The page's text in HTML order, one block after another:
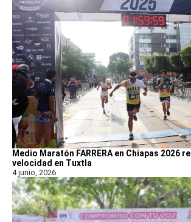
Medio Maratón FARRERA en Chiapas 2026
velocidad en Tuxtla
4 junio, 2026